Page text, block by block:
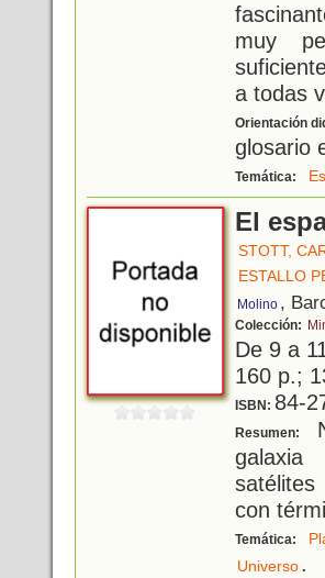
muy
a todas
Orientación
glosario
Temática:
El
STOTT,
ESTALLO
Molino ,
Colección:
De 9 a
160 p.;
ISBN: 84-
Resumen:
galaxia
con
Temática:
Universo.